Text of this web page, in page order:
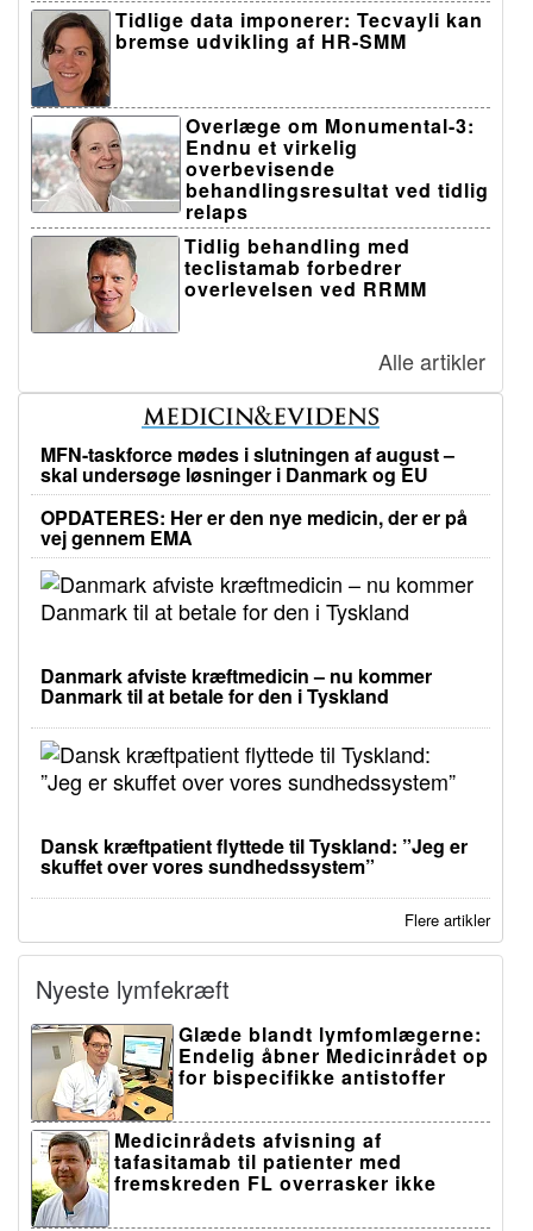
Tidlige data imponerer: Tecvayli kan
bremse udvikling af HR-SMM
Overlæge om Monumental-3:
Endnu et virkelig
overbevisende
behandlingsresultat ved tidlig
relaps
Tidlig behandling med
teclistamab forbedrer
overlevelsen ved RRMM
Alle artikler
MFN-taskforce mødes i slutningen af august –
skal undersøge løsninger i Danmark og EU
OPDATERES: Her er den nye medicin, der er på
vej gennem EMA
Danmark afviste kræftmedicin – nu kommer
Danmark til at betale for den i Tyskland
Dansk kræftpatient flyttede til Tyskland: ”Jeg er
skuffet over vores sundhedssystem”
Flere artikler
Nyeste lymfekræft
Glæde blandt lymfomlægerne:
Endelig åbner Medicinrådet op
for bispecifikke antistoffer
Medicinrådets afvisning af
tafasitamab til patienter med
fremskreden FL overrasker ikke